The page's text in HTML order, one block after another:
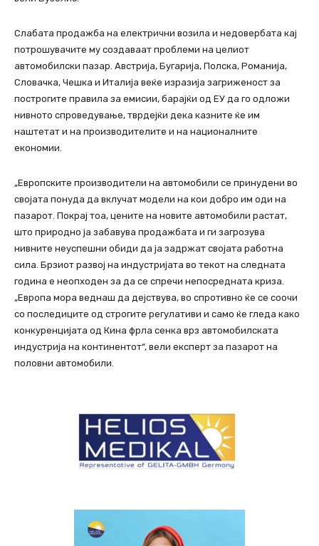
Слабата продажба на електрични возила и недовербата кај
потрошувачите му создаваат проблеми на целиот
автомобилски пазар. Австрија, Бугарија, Полска, Романија,
Словачка, Чешка и Италија веќе изразија загриженост за
построгите правила за емисии, барајќи од ЕУ да го одложи
нивното спроведување, тврдејќи дека казните ќе им
наштетат и на производителите и на националните
економии.
„Европските производители на автомобили се принудени во
својата понуда да вклучат модели на кои добро им оди на
пазарот. Покрај тоа, цените на новите автомобили растат,
што природно ја забавува продажбата и ги загрозува
нивните неуспешни обиди да ја задржат својата работна
сила. Брзиот развој на индустријата во текот на следната
година е неопходен за да се спречи непосредната криза.
„Европа мора веднаш да дејствува, во спротивно ќе се соочи
со последиците од строгите регулативи и само ќе гледа како
конкуренцијата од Кина фрла сенка врз автомобилската
индустрија на континентот“, вели експерт за пазарот на
половни автомобили.